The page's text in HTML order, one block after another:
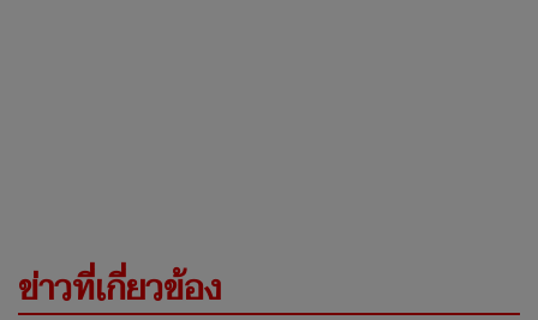
ข่าวที่เกี่ยวข้อง